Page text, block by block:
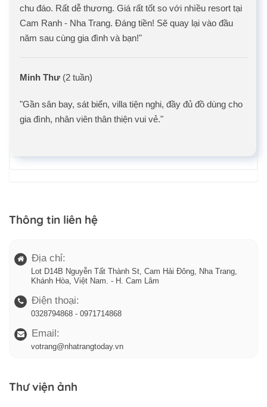
chu đáo. Rất dễ thương. Giá rất tốt so với nhìều resort tại
Cam Ranh - Nha Trang. Đáng tiền! Sẽ quay lại vào đầu
năm sau cùng gia đình và bạn!"
Minh Thư (2 tuần)
"Gần sân bay, sát biển, villa tiện nghi, đầy đủ đồ dùng cho
gia đình, nhân viên thân thiện vui vẻ."
Thông tin liên hệ
Địa chỉ:
Lot D14B Nguyễn Tất Thành St, Cam Hải Đông, Nha Trang,
Khánh Hòa, Việt Nam. - H. Cam Lâm
Điện thoại:
0328794868 - 0971714868
Email:
votrang@nhatrangtoday.vn
Thư viện ảnh